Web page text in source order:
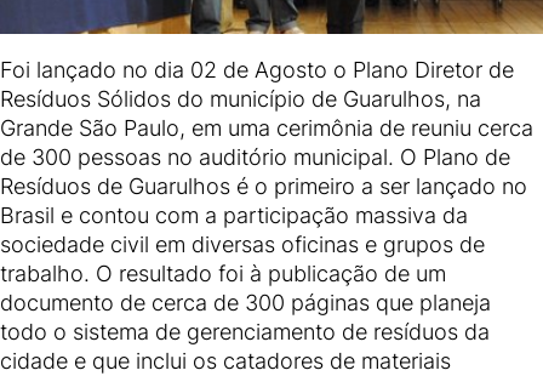
Foi lançado no dia 02 de Agosto o Plano Diretor de
Resíduos Sólidos do município de Guarulhos, na
Grande São Paulo, em uma cerimônia de reuniu cerca
de 300 pessoas no auditório municipal. O Plano de
Resíduos de Guarulhos é o primeiro a ser lançado no
Brasil e contou com a participação massiva da
sociedade civil em diversas oficinas e grupos de
trabalho. O resultado foi à publicação de um
documento de cerca de 300 páginas que planeja
todo o sistema de gerenciamento de resíduos da
cidade e que inclui os catadores de materiais